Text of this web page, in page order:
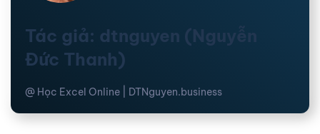
Tác giả: dtnguyen (Nguyễn
Đức Thanh)
@ Học Excel Online | DTNguyen.business